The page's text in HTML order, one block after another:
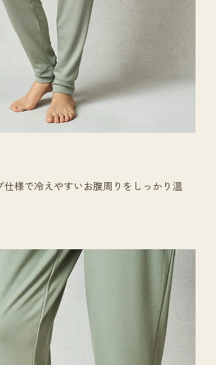
仕様で冷えやすいお腹周りをしっかり温